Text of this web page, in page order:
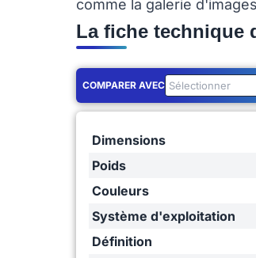
comme la galerie
La fiche technique
COMPARER AVEC
Dimensions
Poids
Couleurs
Système d'exploitation
Définition